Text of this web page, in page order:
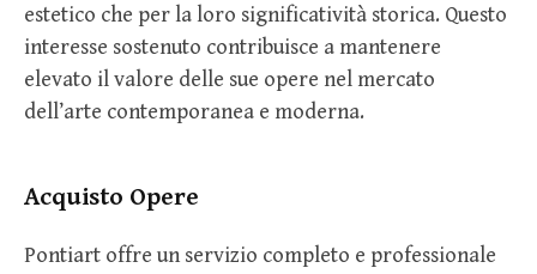
estetico che per la loro significatività storica. Questo
interesse sostenuto contribuisce a mantenere
elevato il valore delle sue opere nel mercato
dell’arte contemporanea e moderna.
Acquisto Opere
Pontiart offre un servizio completo e professionale